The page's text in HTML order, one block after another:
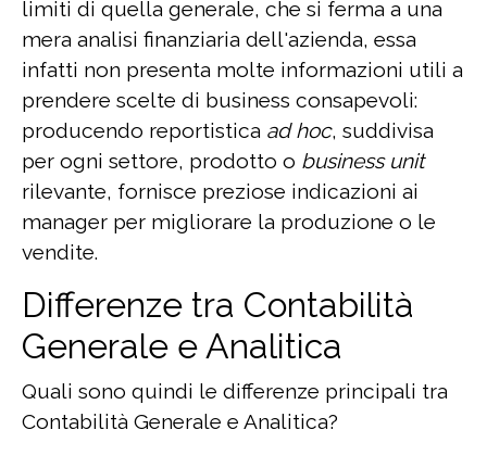
limiti di quella generale, che si ferma a una
mera analisi finanziaria dell'azienda, essa
infatti non presenta molte informazioni utili a
prendere scelte di business consapevoli:
producendo reportistica ad hoc, suddivisa
per ogni settore, prodotto o business unit
rilevante, fornisce preziose indicazioni ai
manager per migliorare la produzione o le
vendite.
Differenze tra Contabilità
Generale e Analitica
Quali sono quindi le differenze principali tra
Contabilità Generale e Analitica?